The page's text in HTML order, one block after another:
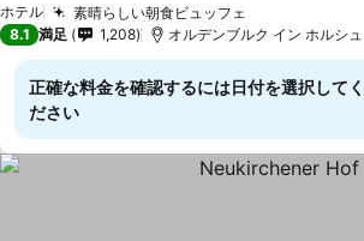
ホテル 素晴らしい朝食ビュッフェ
8.1 満足 1,208
正確な料金を確認するには日付を選択してく
ださい